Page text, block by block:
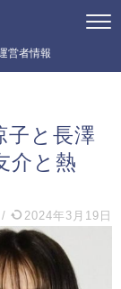
営者情報
子と長澤
介と熱
/ 2024年3月19日